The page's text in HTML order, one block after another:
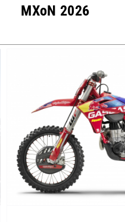
MXoN 2026